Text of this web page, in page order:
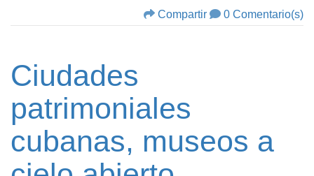
Compartir 0 Comentario(s)
Ciudades
patrimoniales
cubanas, museos a